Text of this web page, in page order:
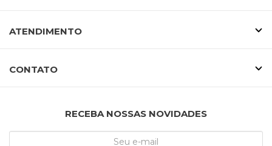
ATENDIMENTO
CONTATO
RECEBA NOSSAS NOVIDADES